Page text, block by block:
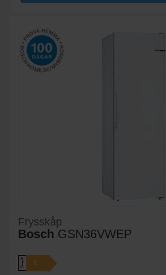
Frysskåp
Bosch GSN36VWEP
A
↑
G
E